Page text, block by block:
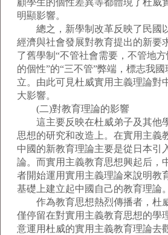
顧學生的個性差異等都體現了杜威
明顯影響。
總之，新學制改革反映了民國
經濟與社會發展對教育提出的新要
了舊學制“不管社會需要，不管地
的個性”的“三不管”弊端，標志我
立。由此可見杜威實用主義理論對
大影響。
(二)對教育理論的影響
這主要反映在杜威弟子及其他
思想的研究和改造上。在實用主義
中國的新教育理論主要是從日本引
論。而實用主義教育思想興起后，
者開始運用實用主義理論來說明教
基礎上建立起中國自己的教育理論。
作為教育思想熱烈傳播者，杜
僅停留在對實用主義教育思想的學
意運用杜威的實用主義教育理論去